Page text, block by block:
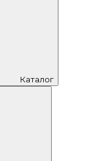
Каталог